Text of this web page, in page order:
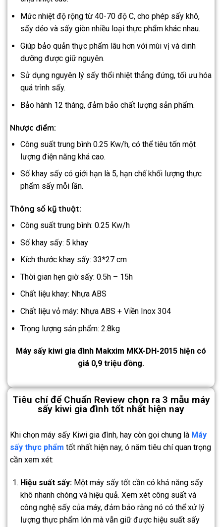
Mức nhiệt độ rộng từ 40-70 độ C, cho phép sấy khô,
sấy dẻo và sấy giòn nhiều loại thực phẩm khác nhau.
Giúp bảo quản thực phẩm lâu hơn với mùi vị và dinh
dưỡng được giữ nguyên.
Sử dụng nguyên lý sấy thổi nhiệt thẳng đứng, tối ưu hóa
quá trình sấy.
Bảo hành 12 tháng, đảm bảo chất lượng sản phẩm.
Nhược điểm:
Công suất trung bình 0.25 Kw/h, có thể tiêu tốn một
lượng điện năng khá cao.
Số khay sấy có giới hạn là 5, hạn chế khối lượng thực
phẩm sấy mỗi lần.
Thông số kỹ thuật:
Công suất trung bình: 0.25 Kw/h
Số khay sấy: 5 khay
Kích thước khay sấy: 33*27 cm
Thời gian hẹn giờ sấy: 0.5h – 15h
Chất liệu khay: Nhựa ABS
Chất liệu vỏ máy: Nhựa ABS + Viền Inox 304
Trọng lượng sản phẩm: 2.8kg
Máy sấy kiwi gia đình Makxim MKX-DH-2015 hiện có
giá 0,9 triệu đồng.
Tiêu chí để Chuẩn Review chọn ra 3 mẫu máy
sấy kiwi gia đình tốt nhất hiện nay
Khi chọn máy sấy Kiwi gia đình, hay còn gọi chung là Máy
sấy thực phẩm tốt nhất hiện nay, ó năm tiêu chí quan trọng
cần xem xét:
Hiệu suất sấy:Một máy sấy tốt cần có khả năng sấy
khô nhanh chóng và hiệu quả. Xem xét công suất và
công nghệ sấy của máy, đảm bảo rằng nó có thể xử lý
lượng thực phẩm lớn mà vẫn giữ được hiệu suất sấy